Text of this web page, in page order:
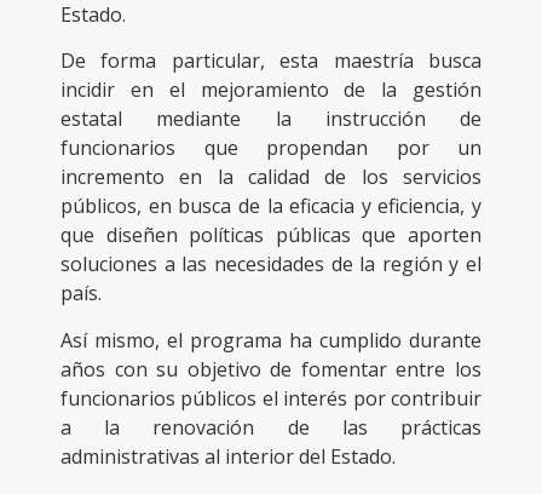
Estado.
De forma particular, esta maestría busca
incidir en el mejoramiento de la gestión
estatal mediante la instrucción de
funcionarios que propendan por un
incremento en la calidad de los servicios
públicos, en busca de la eficacia y eficiencia, y
que diseñen políticas públicas que aporten
soluciones a las necesidades de la región y el
país.
Así mismo, el programa ha cumplido durante
años con su objetivo de fomentar entre los
funcionarios públicos el interés por contribuir
a la renovación de las prácticas
administrativas al interior del Estado.